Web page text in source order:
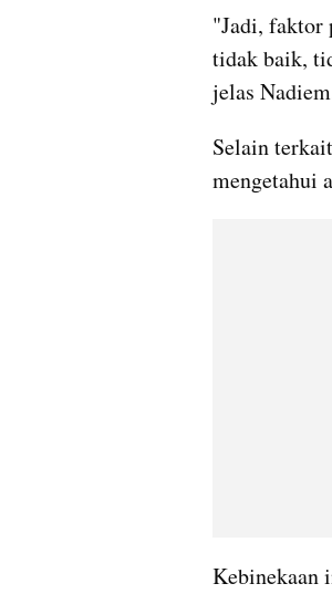
"Jadi, faktor
tidak baik,
jelas
Selain
mengetahui
Kebinekaan